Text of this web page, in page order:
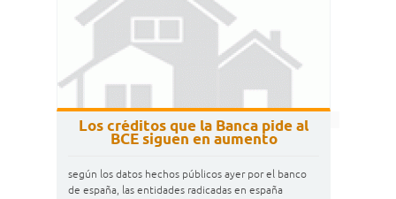
Los créditos que la Banca pide al
BCE siguen en aumento
según los datos hechos públicos ayer por el banco
de españa, las entidades radicadas en españa